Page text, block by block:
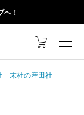
へ！

末社の産田社